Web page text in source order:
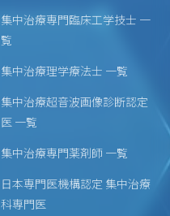
集中治療専門臨床工学技士 一
覧
集中治療理学療法士 一覧
集中治療超音波画像診断認定
医 一覧
集中治療専門薬剤師 一覧
日本専門医機構認定 集中治療
科専門医